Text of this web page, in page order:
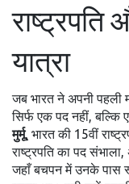
यात्रा
जब भारत ने अपनी पहली
सिर्फ एक पद नहीं, बल्कि
मुर्मू, भारत की 15वीं
राष्ट्रपति का पद संभाला,
जहाँ बचपन में उनके पास